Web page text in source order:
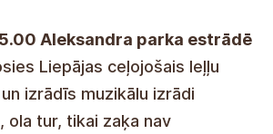
Aleksandra parka estrādē
Liepājas ceļojošais leļļu
izrādīs muzikālu izrādi
ola tur, tikai zaķa nav